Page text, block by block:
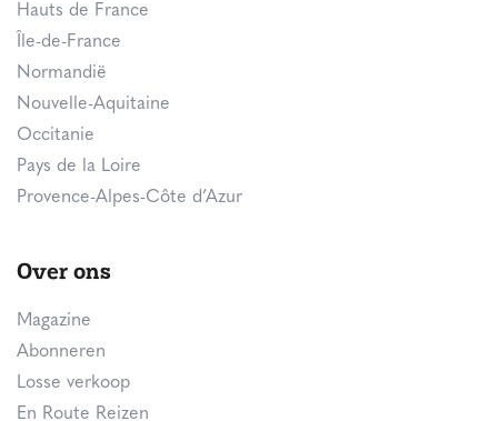
Hauts de France
Île-de-France
Normandië
Nouvelle-Aquitaine
Occitanie
Pays de la Loire
Provence-Alpes-Côte d’Azur
Over ons
Magazine
Abonneren
Losse verkoop
En Route Reizen